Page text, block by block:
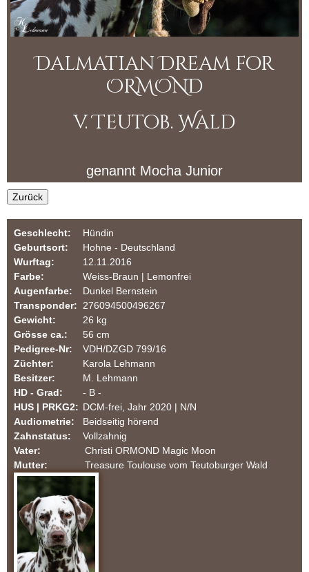
i
O
D
D
a
m
a
n
e
r
F
C
m
Dalmatian Dream for
ORMOND
v. Teutob. Wald
genannt Mocha Junior
Zurück
Geschlecht:
Hündin
Geburtsort:
Hohne - Deutschland
Wurftag:
12.11.2016
Farbe:
Weiss-Braun | Lemonfrei
Augenfarbe:
Dunkel Bernstein
Transponder: 276094500496267
Gewicht:
26 kg
Grösse ca.:
56 cm
Pedigree-Nr:
VDH/DZGD 799/16
Züchter:
Karola Lehmann
Besitzer:
M. Lehmann
HD - Grad:
- B -
HUS | PRKG2: DCM-frei, Jahr 2020 | N/N
Audiometrie:
Beidseitig hörend
Zahnstatus:
Vollzahnig
Vater:
Christi ORMOND Magic Moon
Mutter:
Treasure Toulouse vom Teutoburger Wald